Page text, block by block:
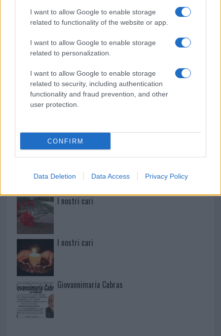
I want to allow Google to enable storage
related to functionality of the website or app.
I want to allow Google to enable storage
related to personalization.
I want to allow Google to enable storage
related to security, including authentication
functionality and fraud prevention, and other
user protection.
CONFIRM
Data Deletion Data Access Privacy Policy
Paolo Pinna
I nostri cari
I nostri cari
I nostri cari
Giovannimaria Cabras